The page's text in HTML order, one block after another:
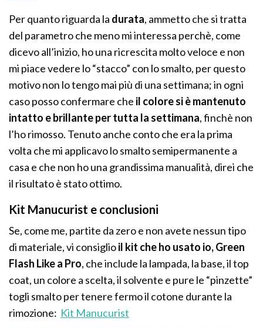
Per quanto riguarda la durata, ammetto che si tratta
del parametro che meno mi interessa perchè, come
dicevo all’inizio, ho una ricrescita molto veloce e non
mi piace vedere lo “stacco” con lo smalto, per questo
motivo non lo tengo mai più di una settimana; in ogni
caso posso confermare che il colore si è mantenuto
intatto e brillante per tutta la settimana, finchè non
l’ho rimosso. Tenuto anche conto che era la prima
volta che mi applicavo lo smalto semipermanente a
casa e che non ho una grandissima manualità, direi che
il risultato è stato ottimo.
Kit Manucurist e conclusioni
Se, come me, partite da zero e non avete nessun tipo
di materiale, vi consiglioil kit che ho usato io, Green
Flash Like a Pro, che include la lampada, la base, il top
coat, un colore a scelta, il solvente e pure le “pinzette”
togli smalto per tenere fermo il cotone durante la
rimozione: Kit Manucurist